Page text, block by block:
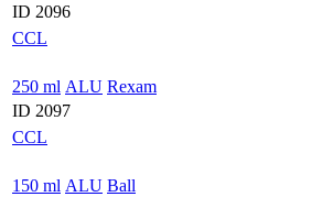
ID 2096
CCL
250 ml ALU Rexam
ID 2097
CCL
150 ml ALU Ball